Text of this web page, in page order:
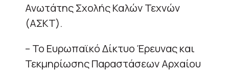
Ανωτάτης Σχολής Καλών Τεχνών
(ΑΣΚΤ).
– Το Ευρωπαϊκό Δίκτυο Έρευνας και
Τεκμηρίωσης Παραστάσεων Αρχαίου